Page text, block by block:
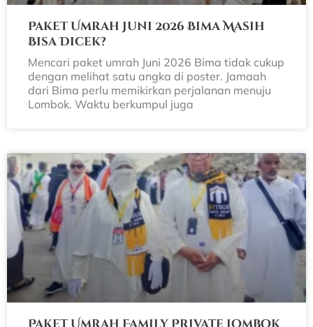
Paket Umrah Juni 2026 Bima Masih
Bisa Dicek?
Mencari paket umrah Juni 2026 Bima tidak cukup
dengan melihat satu angka di poster. Jamaah
dari Bima perlu memikirkan perjalanan menuju
Lombok. Waktu berkumpul juga
Paket Umrah Family Private Lombok